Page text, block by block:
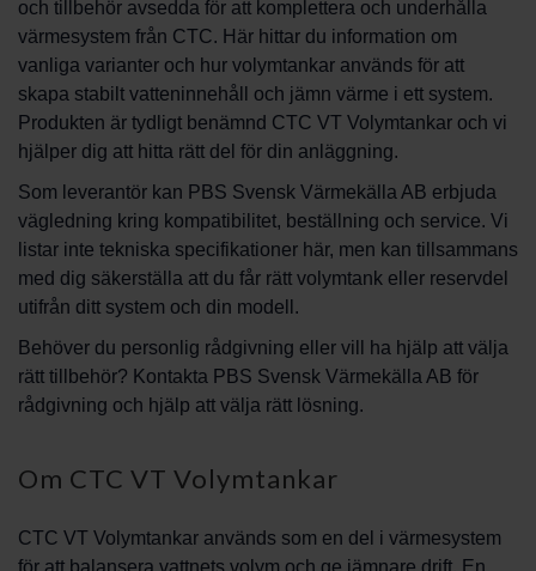
och tillbehör avsedda för att komplettera och underhålla
värmesystem från CTC. Här hittar du information om
vanliga varianter och hur volymtankar används för att
skapa stabilt vatteninnehåll och jämn värme i ett system.
Produkten är tydligt benämnd CTC VT Volymtankar och vi
hjälper dig att hitta rätt del för din anläggning.
Som leverantör kan PBS Svensk Värmekälla AB erbjuda
vägledning kring kompatibilitet, beställning och service. Vi
listar inte tekniska specifikationer här, men kan tillsammans
med dig säkerställa att du får rätt volymtank eller reservdel
utifrån ditt system och din modell.
Behöver du personlig rådgivning eller vill ha hjälp att välja
rätt tillbehör? Kontakta PBS Svensk Värmekälla AB för
rådgivning och hjälp att välja rätt lösning.
Om CTC VT Volymtankar
CTC VT Volymtankar används som en del i värmesystem
för att balansera vattnets volym och ge jämnare drift. En